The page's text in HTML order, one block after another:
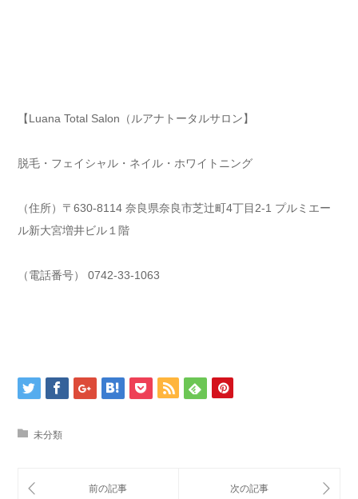
【Luana Total Salon（ルアナトータルサロン】
脱毛・フェイシャル・ネイル・ホワイトニング
（住所）〒630-8114 奈良県奈良市芝辻町4丁目2-1 プルミエー
ル新大宮増井ビル１階
（電話番号） 0742-33-1063
未分類